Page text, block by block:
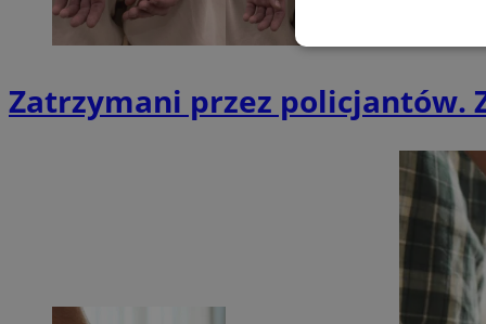
Zatrzymani przez policjantów.
Niezbędne
Niezbędne pliki
zarządzanie